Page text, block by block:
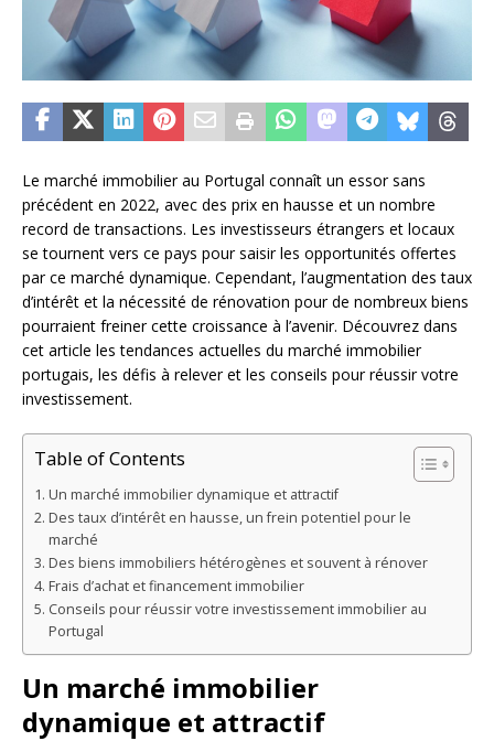
Le marché immobilier au Portugal connaît un essor sans
précédent en 2022, avec des prix en hausse et un nombre
record de transactions. Les investisseurs étrangers et locaux
se tournent vers ce pays pour saisir les opportunités offertes
par ce marché dynamique. Cependant, l’augmentation des taux
d’intérêt et la nécessité de rénovation pour de nombreux biens
pourraient freiner cette croissance à l’avenir. Découvrez dans
cet article les tendances actuelles du marché immobilier
portugais, les défis à relever et les conseils pour réussir votre
investissement.
Table of Contents
Un marché immobilier dynamique et attractif
Des taux d’intérêt en hausse, un frein potentiel pour le
marché
Des biens immobiliers hétérogènes et souvent à rénover
Frais d’achat et financement immobilier
Conseils pour réussir votre investissement immobilier au
Portugal
Un marché immobilier
dynamique et attractif